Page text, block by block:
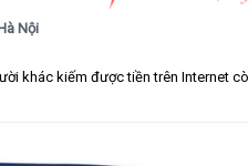
Nội
khác kiếm được tiền trên Internet